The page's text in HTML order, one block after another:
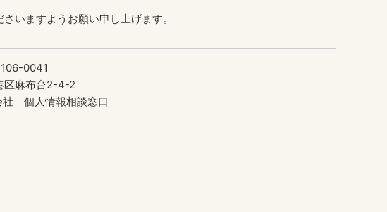
いますようお願い申し上げます。
0041
区麻布台2-4-2
社 個人情報相談窓口